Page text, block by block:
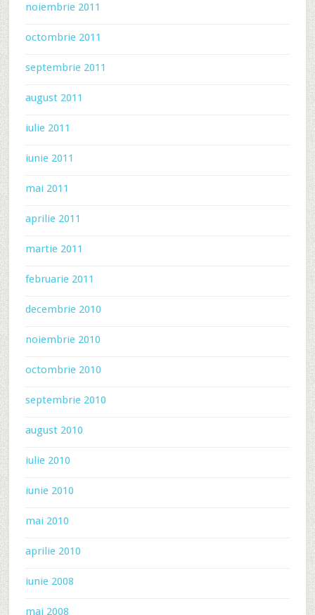
noiembrie 2011
octombrie 2011
septembrie 2011
august 2011
iulie 2011
iunie 2011
mai 2011
aprilie 2011
martie 2011
februarie 2011
decembrie 2010
noiembrie 2010
octombrie 2010
septembrie 2010
august 2010
iulie 2010
iunie 2010
mai 2010
aprilie 2010
iunie 2008
mai 2008